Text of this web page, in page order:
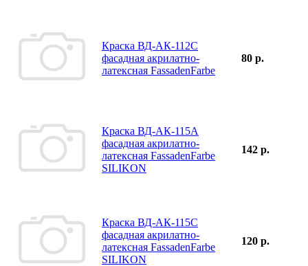
Краска ВД-АК-112С
фасадная акрилатно-
латексная FassadenFarbe
80 р.
Краска ВД-АК-115А
фасадная акрилатно-
латексная FassadenFarbe
SILIKON
142 р.
Краска ВД-АК-115С
фасадная акрилатно-
латексная FassadenFarbe
SILIKON
120 р.